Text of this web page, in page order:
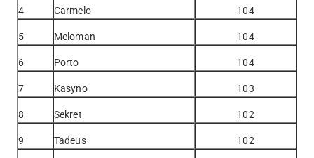
4 Carmelo 104
5 Meloman 104
6 Porto 104
7 Kasyno 103
8 Sekret 102
9 Tadeus 102